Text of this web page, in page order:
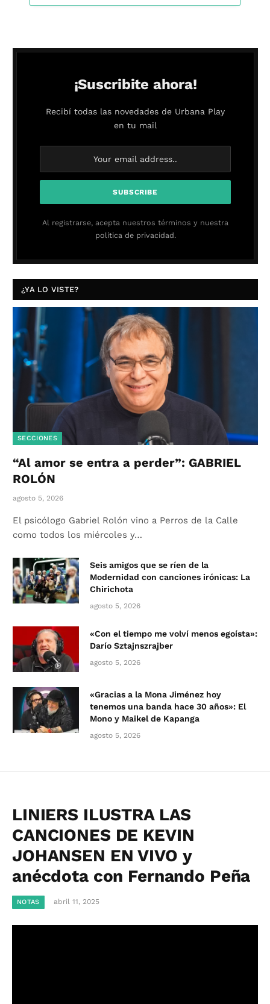
¡Suscribite ahora!
Recibí todas las novedades de Urbana Play
en tu mail
Al registrarse, acepta nuestros términos y nuestra
política de privacidad.
¿YA LO VISTE?
SECCIONES
“Al amor se entra a perder”: GABRIEL
ROLÓN
agosto 5, 2026
El psicólogo Gabriel Rolón vino a Perros de la Calle
como todos los miércoles y…
Seis amigos que se ríen de la
Modernidad con canciones irónicas: La
Chirichota
agosto 5, 2026
«Con el tiempo me volví menos egoísta»:
Darío Sztajnszrajber
agosto 5, 2026
«Gracias a la Mona Jiménez hoy
tenemos una banda hace 30 años»: El
Mono y Maikel de Kapanga
agosto 5, 2026
LINIERS ILUSTRA LAS
CANCIONES DE KEVIN
JOHANSEN EN VIVO y
anécdota con Fernando Peña
NOTAS abril 11, 2025